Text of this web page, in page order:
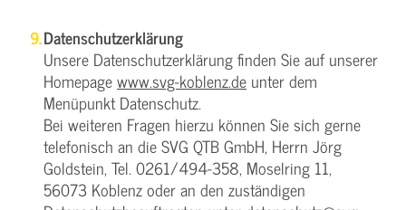
Datenschutzerklärung
Unsere Datenschutzerklärung finden Sie auf unserer
Homepagewww.svg-koblenz.de unter dem
Menüpunkt Datenschutz.
Bei weiteren Fragen hierzu können Sie sich gerne
telefonisch an die SVG QTB GmbH, Herrn Jörg
Goldstein, Tel. 0261/494-358, Moselring 11,
56073 Koblenz oder an den zuständigen